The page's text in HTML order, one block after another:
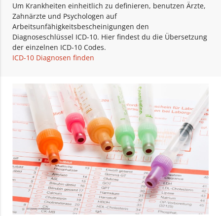
Um Krankheiten einheitlich zu definieren, benutzen Ärzte,
Zahnärzte und Psychologen auf
Arbeitsunfähigkeitsbescheinigungen den
Diagnoseschlüssel ICD-10. Hier findest du die Übersetzung
der einzelnen ICD-10 Codes.
ICD-10 Diagnosen finden